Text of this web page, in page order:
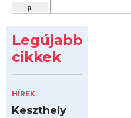
Legújabb
cikkek
HÍREK
Keszthely